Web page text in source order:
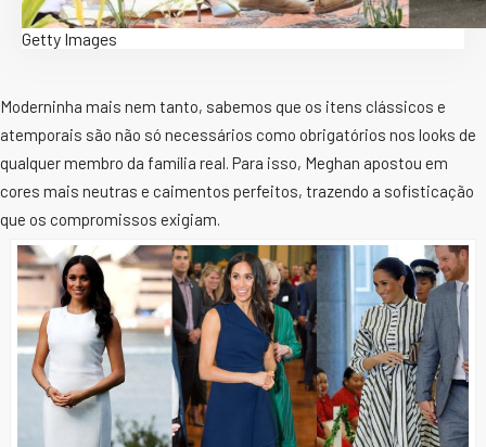
Getty Images
Moderninha mais nem tanto, sabemos que os itens clássicos e
atemporais são não só necessários como obrigatórios nos looks de
qualquer membro da família real. Para isso, Meghan apostou em
cores mais neutras e caimentos perfeitos, trazendo a sofisticação
que os compromissos exigiam.